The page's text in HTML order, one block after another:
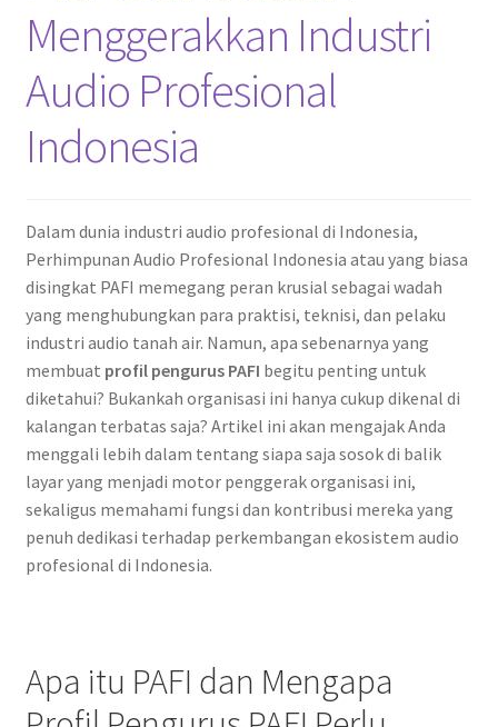
Menggerakkan Industri
Audio Profesional
Indonesia
Dalam dunia industri audio profesional di Indonesia,
Perhimpunan Audio Profesional Indonesia atau yang biasa
disingkat PAFI memegang peran krusial sebagai wadah
yang menghubungkan para praktisi, teknisi, dan pelaku
industri audio tanah air. Namun, apa sebenarnya yang
membuat profil pengurus PAFI begitu penting untuk
diketahui? Bukankah organisasi ini hanya cukup dikenal di
kalangan terbatas saja? Artikel ini akan mengajak Anda
menggali lebih dalam tentang siapa saja sosok di balik
layar yang menjadi motor penggerak organisasi ini,
sekaligus memahami fungsi dan kontribusi mereka yang
penuh dedikasi terhadap perkembangan ekosistem audio
profesional di Indonesia.
Apa itu PAFI dan Mengapa